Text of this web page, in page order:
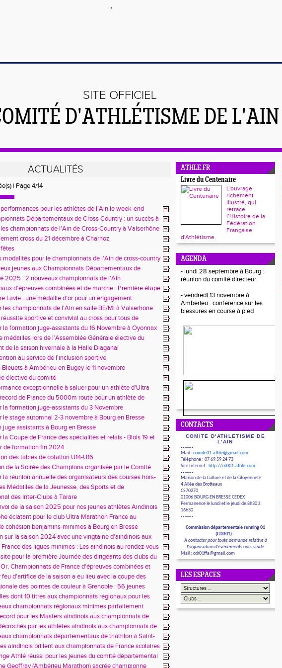
SITE OFFICIEL
D'ATHLÉTISME DE L'AIN
ACTUALITÉS
| Page 4/14
pour les athlètes de l’Ain le week-end
Départementaux de Cross Country : un succès à
championnats de l'Ain de Cross-Country à Valserhône
cross du 21 décembre à Charnoz
modalités pour le championnats de l'Ain de cross-country
jeunes aux Championnats Départementaux de
à Bourg-en-Bresse
2025 : 2 nouveaux championnats de l'Ain
d’épreuves combinées et de marche : Première étape
les athlètes Aindinois !
Lavie : une médaille d’or pour un engagement
dans l’athlétisme de l’Ain
les championnats de l'Ain en salle BE/MI à Valserhone
sportive et convivial au cross pour tous de
Chalaronne.
la formation juge-assistants du 16 Novembre à Oyonnax
médailles lors de l’Assemblée Générale élective du
de la saison hivernale à la Halle Diagana!
au service de l’inclusion sportive
Bleuets à Ambérieu en Bugey le 11 novembre
élective du comité
exceptionnelle à saluer pour un athlète d'Ultra
de France du 5000m route pour un athlète de
la formation juge-assistants du 3 Novembre
le stage automnal 2-3 novembre à Bourg en Bresse
juge assistants à Bourg en Bresse
la Coupe de France des spécialités et relais - Blois 19 et
2024
de formation fin 2024
des tables de cotation U14-U16
de la Soirée des Champions organisée par le Comité
Olympique et Sportif 01
la réunion annuelle des organisateurs des courses hors-
du 4 Octobre
Médailles de la Jeunesse, des Sports et de
Associatif : Honneur aux bénévoles engagés
des Inter-Clubs à Tarare
de la saison 2025 pour nos jeunes athlètes Aindinois
éclatant pour le club Ultra Marathon France au
de France 24h.
cohésion benjamins-minimes à Bourg en Bresse
sur la saison 2024 avec une vingtaine d'aindinois aux
de France Jeunes !
des ligues minimes : Les aindinois au rendez-vous
pour la première Journée des dirigeants des clubs du
de l'Ain !
Championnats de France d'épreuves combinées et
sélection aux Europe U18 : Les aindinois sur tous les
Abdou taille patron !
feu d'artifice de la saison a eu lieu avec la coupe des
à Bourg !des pointes de couleur à Grenoble : 56 jeunes
briller les couleurs de notre comité !
dont 10 titres aux championnats régionaux pour les
ce weekend à Aix les Bains !
championnats régionaux minimes parfaitement
Bourg-en-Bresse : 3 titres et 9 médailles pour les U16
pour les Masters aindinois aux championnats de
: 12 Médailles dont 3 titres !
par les athlètes aindinois aux championnats de
Rhône !
championnats départementaux de triathlon à Saint-
!
aindinois brillent aux championnats de France scolaires
!
Athlé réussi pour les jeunes du comité départemental
à Balan !
Geoffray (Ambérieu Marathon) sacrée championne
ATHLE.FR
Livre du Centenaire
L'ouvrage
richement
illustré, qui
retrace
l’Histoire de la
Fédération
Française
d'Athlétisme.
AGENDA
- lundi 28 septembre à Bourg :
réunion du comité directeur
- vendredi 13 novembre à
Ambérieu : conférence sur les
blessures en course à pied
CONTACTS
COMITE D'ATHLETISME DE
L'AIN
------
Mail : comite01.athle@gmail.com
Téléphone : 07 69 59 24 73
Site Internet : http://cd001.athle.com
------
Maison de la Culture et de la Citoyenneté
4 Allée des Brotteaux
CS70270
01006 BOURG EN BRESSE CEDEX
Permanence le lundi et le jeudi de 8h30 à
16h30
------
Commission départementale running 01
(CDR01):
A contacter pour toute demande relative à
l'organisation d'évènements hors-stade
Mail : cdr01ffa@gmail.com
LES ESPACES